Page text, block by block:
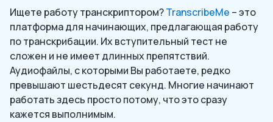
Ищете работу транскриптором?TranscribeMe – это
платформа для начинающих, предлагающая работу
по транскрибации. Их вступительный тест не
сложен и не имеет длинных препятствий.
Аудиофайлы, с которыми Вы работаете, редко
превышают шестьдесят секунд. Многие начинают
работать здесь просто потому, что это сразу
кажется выполнимым.